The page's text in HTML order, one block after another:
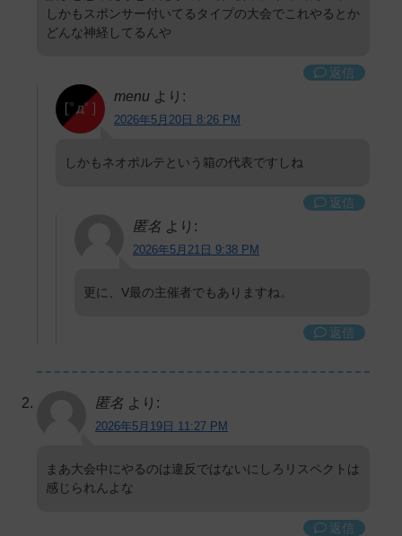
しかもスポンサー付いてるタイプの大会でこれやるとか
どんな神経してるんや
返信
menu より:
2026年5月20日 8:26 PM
しかもネオポルテという箱の代表ですしね
返信
匿名 より:
2026年5月21日 9:38 PM
更に、V最の主催者でもありますね。
返信
匿名 より:
2026年5月19日 11:27 PM
まあ大会中にやるのは違反ではないにしろリスペクトは
感じられんよな
返信